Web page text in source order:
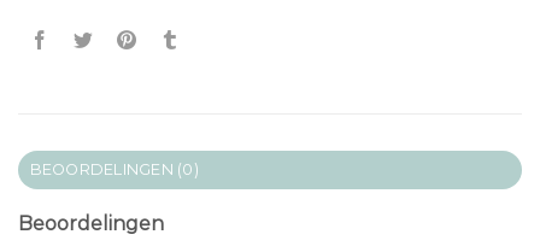
BEOORDELINGEN (0)
Beoordelingen